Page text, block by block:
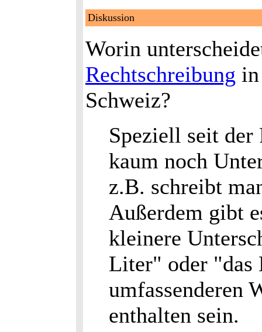
Diskussion
Worin
Rechtschreibung
Schweiz?
Speziell seit der
kaum noch
z.B. schreibt
Außerdem gibt
kleinere
Liter" oder "das
umfassenderen
enthalten sein.